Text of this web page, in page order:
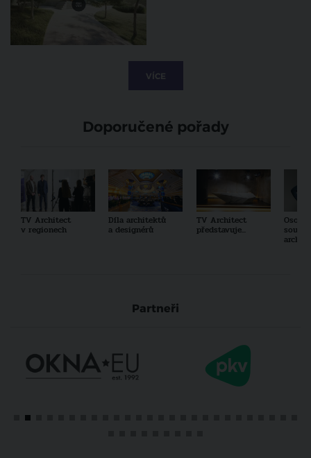
VÍCE
Doporučené pořady
TV Architect
v regionech
Díla architektů
a designérů
TV Architect
představuje...
Partneři